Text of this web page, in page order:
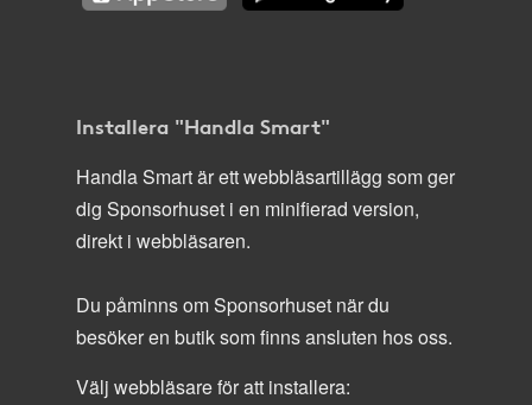
Installera "Handla Smart"
Handla Smart är ett webbläsartillägg som ger
dig Sponsorhuset i en minifierad version,
direkt i webbläsaren.
Du påminns om Sponsorhuset när du
besöker en butik som finns ansluten hos oss.
Välj webbläsare för att installera: